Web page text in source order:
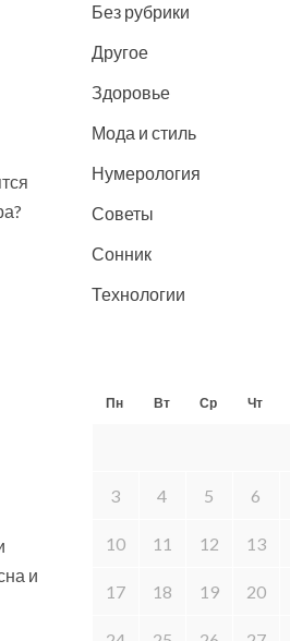
и
Без рубрики
Другое
Здоровье
Мода и стиль
Нумерология
Советы
Сонник
Технологии
Пн Вт Ср Чт
3 4 5 6
10 11 12 13
17 18 19 20